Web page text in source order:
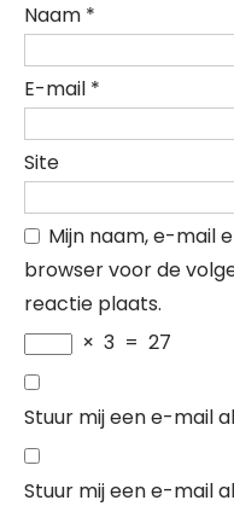
Naam *
E-mail *
Site
Mijn naam, e-mail
browser voor de
reactie plaats.
× 3 = 27
Stuur mij een e-mail
Stuur mij een e-mail